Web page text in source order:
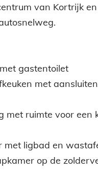
van Kortrijk
gastentoilet
met
met ruimte voor een
met ligbad en
op de